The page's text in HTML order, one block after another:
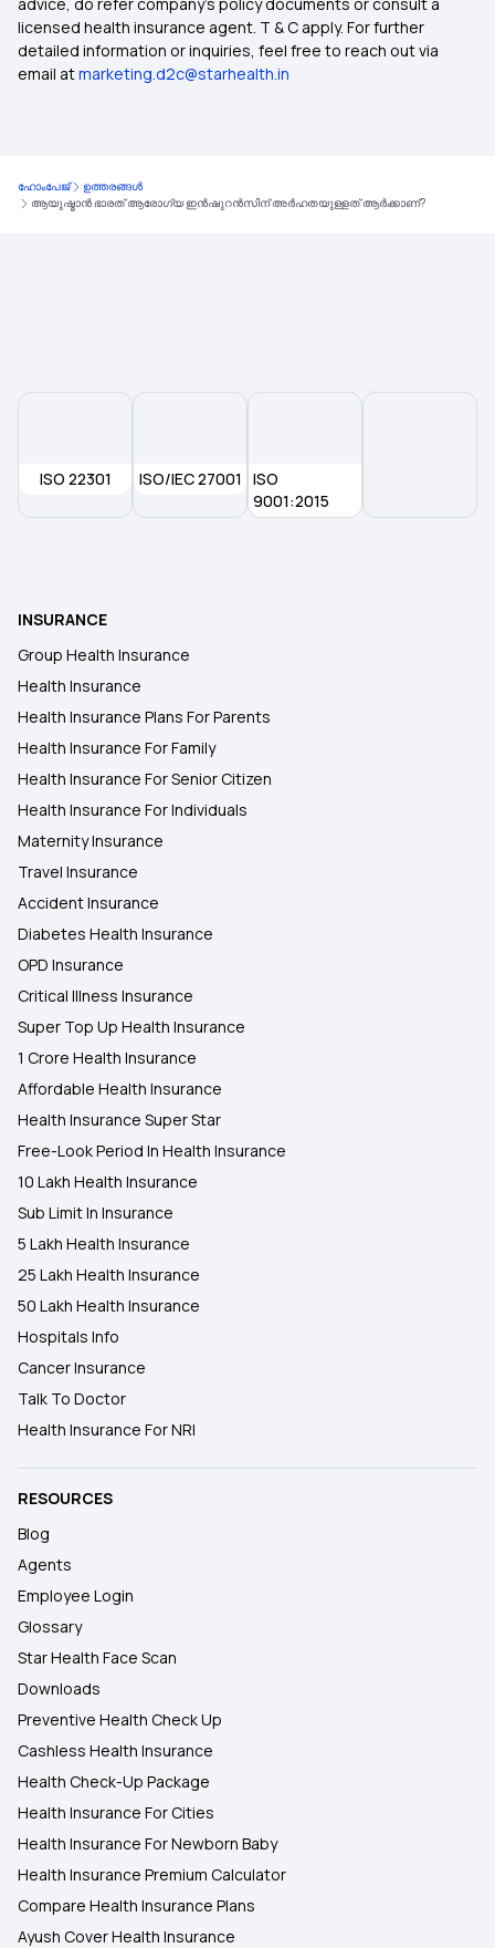
licensed health insurance agent. T & C apply. For further
detailed information or inquiries, feel free to reach out via
email atmarketing.d2c@starhealth.in
ഹോംപേജ്
ഉത്തരങ്ങൾ
ആയുഷ്മാൻ ഭാരത് ആരോഗ്യ ഇൻഷുറൻസിന് അർഹതയുള്ളത് ആർക്കാണ്?
ISO 22301 ISO/IEC 27001
ISO
9001:2015
INSURANCE
Group Health Insurance
Health Insurance
Health Insurance Plans For Parents
Health Insurance For Family
Health Insurance For Senior Citizen
Health Insurance For Individuals
Maternity Insurance
Travel Insurance
Accident Insurance
Diabetes Health Insurance
OPD Insurance
Critical Illness Insurance
Super Top Up Health Insurance
1 Crore Health Insurance
Affordable Health Insurance
Health Insurance Super Star
Free-Look Period In Health Insurance
10 Lakh Health Insurance
Sub Limit In Insurance
5 Lakh Health Insurance
25 Lakh Health Insurance
50 Lakh Health Insurance
Hospitals Info
Cancer Insurance
Talk To Doctor
Health Insurance For NRI
RESOURCES
Blog
Agents
Employee Login
Glossary
Star Health Face Scan
Downloads
Preventive Health Check Up
Cashless Health Insurance
Health Check-Up Package
Health Insurance For Cities
Health Insurance For Newborn Baby
Health Insurance Premium Calculator
Compare Health Insurance Plans
Ayush Cover Health Insurance